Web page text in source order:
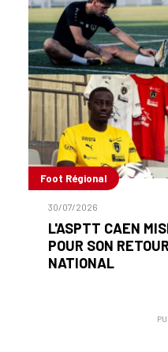
Foot Régional
30/07/2026
L'ASPTT CAEN
POUR SON
NATIONAL